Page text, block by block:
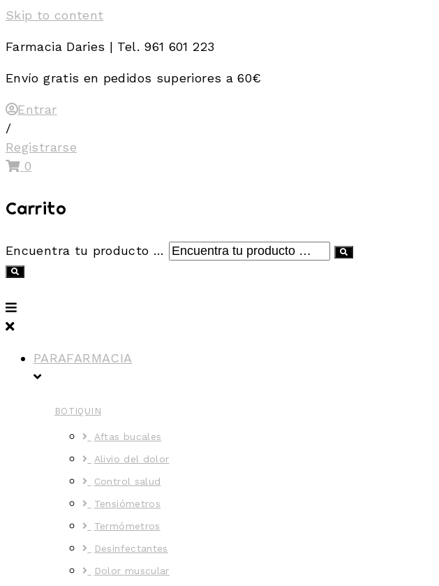
Skip to content
Farmacia Daries | Tel. 961 601 223
Envío gratis en pedidos superiores a 60€
Entrar
/
Registrarse
0
Carrito
Encuentra tu producto …
PARAFARMACIA
BOTIQUIN
Aftas bucales
Alivio del dolor
Control salud
Tensiómetros
Termómetros
Desinfectantes
Dolor muscular